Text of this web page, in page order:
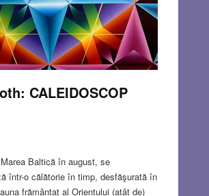
CALEIDOSCOP
Baltică în august, se
într-o călătorie în timp, desfăşurată în
frământat al Orientului (atât de)